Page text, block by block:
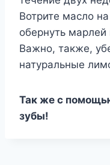
Вотрите масло
обернуть марлей
Важно, также,
натуральные
Так же с
зубы!